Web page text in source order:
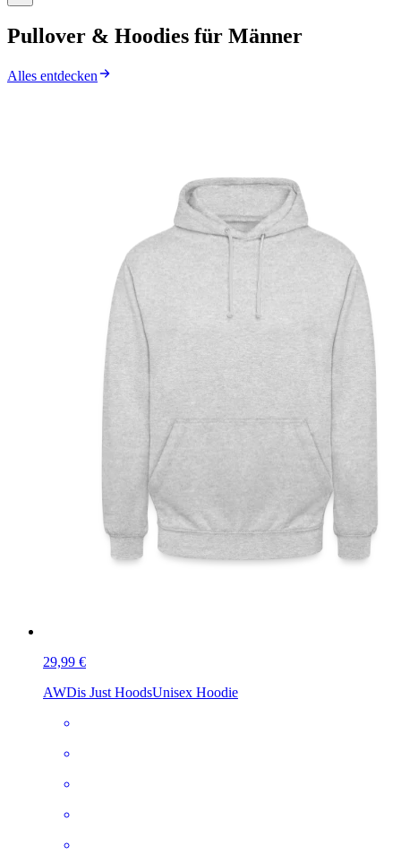
Pullover & Hoodies für Männer
Alles entdecken
29,99 €
AWDis Just HoodsUnisex Hoodie